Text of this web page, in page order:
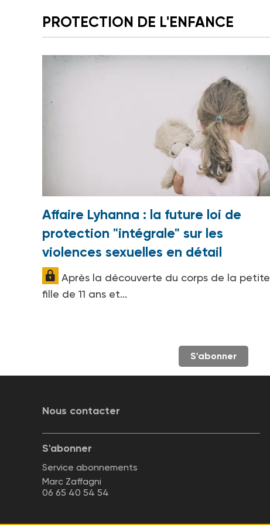
PROTECTION DE L'ENFANCE
Affaire Lyhanna : la future loi de
protection "intégrale" sur les
violences sexuelles en détail
Après la découverte du corps de la petite
fille de 11 ans et...
S'abonner
Nous contacter
S'abonner
Service abonnements
Marc Zaffagni
06 65 40 54 54